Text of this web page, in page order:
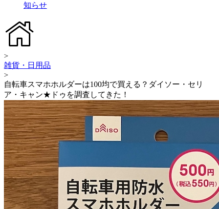
知らせ
>
雑貨・日用品
>
自転車スマホホルダーは100均で買える？ダイソー・セリ
ア・キャン★ドゥを調査してきた！